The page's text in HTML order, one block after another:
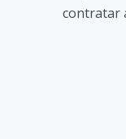
contratar